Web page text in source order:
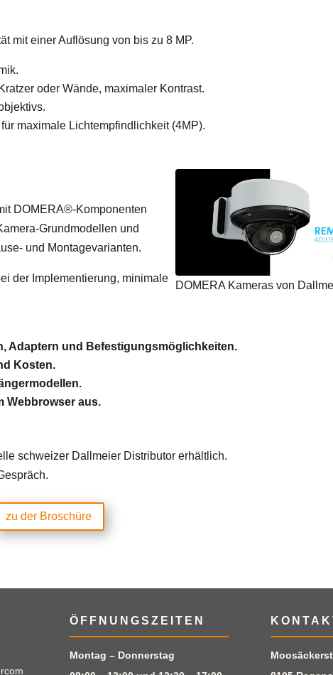
mit einer Auflösung von bis zu 8 MP.
oder Wände, maximaler Kontrast.
maximale Lichtempfindlichkeit (4MP).
DOMERA®-Komponenten
Grundmodellen und
und Montagevarianten.
der Implementierung, minimale
DOMERA Kameras von
Adaptern und Befestigungsmöglichkeiten.
Kosten.
Webbrowser aus.
schweizer Dallmeier Distributor erhältlich.
zu der Broschüre
ÖFFNUNGSZEITEN
Montag – Donnerstag